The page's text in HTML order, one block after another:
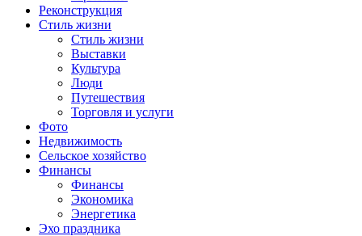
Реконструкция
Стиль жизни
Стиль жизни
Выставки
Культура
Люди
Путешествия
Торговля и услуги
Фото
Недвижимость
Сельское хозяйство
Финансы
Финансы
Экономика
Энергетика
Эхо праздника